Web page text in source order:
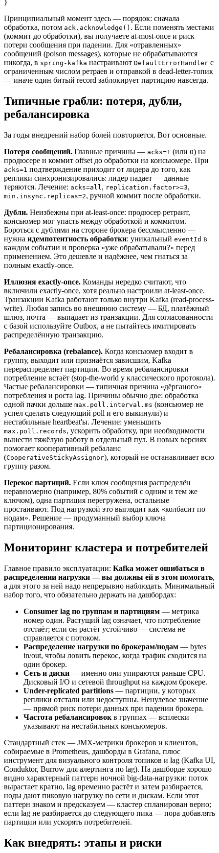
Принципиальный момент здесь — порядок: сначала
обработка, потом ack.acknowledge() . Если поменять местами
(коммит до обработки), вы получаете at-most-once и риск
потери сообщения при падении. Для «отравленных»
сообщений (poison messages), которые не обрабатываются
никогда, в spring-kafka настраивают DefaultErrorHandler с
ограниченным числом ретраев и отправкой в dead-letter-топик
— иначе один битый record заблокирует партицию навсегда.
Типичные грабли: потеря, дубли,
ребалансировка
За годы внедрений набор болей повторяется. Вот основные.
Потеря сообщений. Главные причины — acks=1 (или 0) на
продюсере и коммит offset до обработки на консьюмере. При
acks=1 подтверждение приходит от лидера до того, как
реплики синхронизировались: лидер падает — данные
теряются. Лечение: acks=all, replication.factor>=3,
min.insync.replicas=2, ручной коммит после обработки.
Дубли. Неизбежны при at-least-once: продюсер ретраит,
консьюмер мог упасть между обработкой и коммитом.
Бороться с дублями на стороне брокера бессмысленно —
нужна идемпотентность обработки: уникальный eventId в
каждом событии и проверка «уже обрабатывали?» перед
применением. Это дешевле и надёжнее, чем гнаться за
полным exactly-once.
Иллюзия exactly-once. Команды нередко считают, что
включили exactly-once, хотя реально настроили at-least-once.
Транзакции Kafka работают только внутри Kafka (read-process-
write). Любая запись во внешнюю систему — БД, платёжный
шлюз, почта — выпадает из транзакции. Для согласованности
с базой используйте Outbox, а не пытайтесь имитировать
распределённую транзакцию.
Ребалансировка (rebalance). Когда консьюмер входит в
группу, выходит или признаётся зависшим, Kafka
перераспределяет партиции. Во время ребалансировки
потребление встаёт (stop-the-world у классического протокола).
Частые ребалансировки — типичная причина «дёрганого»
потребления и роста lag. Причины обычно две: обработка
одной пачки дольше max.poll.interval.ms (консьюмер не
успел сделать следующий poll и его выкинули) и
нестабильные heartbeat'ы. Лечение: уменьшить
max.poll.records, ускорить обработку, при необходимости
вынести тяжёлую работу в отдельный пул. В новых версиях
помогает кооперативный ребаланс
(CooperativeStickyAssignor), который не останавливает всю
группу разом.
Перекос партиций. Если ключ сообщения распределён
неравномерно (например, 80% событий с одним и тем же
ключом), одна партиция перегружена, остальные
простаивают. Под нагрузкой это выглядит как «колбасит по
нодам». Решение — продуманный выбор ключа
партиционирования.
Мониторинг кластера и потребителей
Главное правило эксплуатации: Kafka может ошибаться в
распределении нагрузки — вы должны ей в этом помогать,
а для этого за ней надо непрерывно наблюдать. Минимальный
набор того, что обязательно держать на дашбордах:
Consumer lag по группам и партициям — метрика
номер один. Растущий lag означает, что потребление
отстаёт; если он растёт устойчиво — система не
справляется с потоком.
Распределение нагрузки по брокерам/нодам — bytes
in/out, чтобы ловить перекос, когда трафик сходится на
один брокер.
Сеть и диски — именно они упираются раньше CPU.
Дисковый I/O и сетевой throughput на каждом брокере.
Under-replicated partitions — партиции, у которых
реплики отстали или недоступны. Ненулевое значение
— прямой риск потери данных при падении брокера.
Частота ребалансировок в группах — всплески
указывают на нестабильных консьюмеров.
Стандартный стек — JMX-метрики брокеров и клиентов,
собираемые в Prometheus, дашборды в Grafana, плюс
инструмент для визуального контроля топиков и lag (Kafka UI,
Conduktor, Burrow для алертинга по lag). На дашборде хорошо
видно характерный паттерн ночной big-data-нагрузки: поток
вырастает кратно, lag временно растёт и затем разбирается,
ноды дают пиковую нагрузку по сети и дискам. Если этот
паттерн знаком и предсказуем — кластер спланирован верно;
если lag не разбирается до следующего пика — пора добавлять
партиции или ускорять потребителей.
Как внедрять: этапы и риски